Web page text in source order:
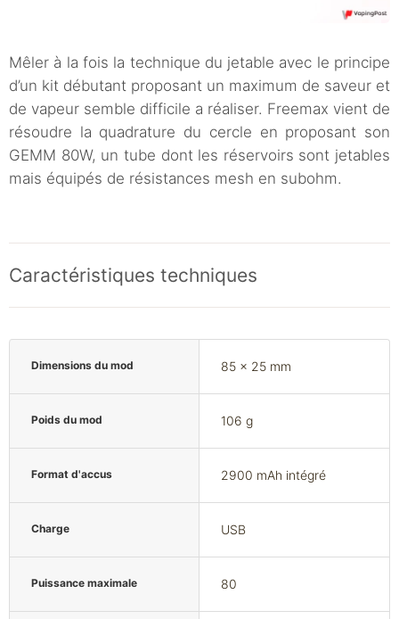
Mêler à la fois la technique du jetable avec le principe
d’un kit débutant proposant un maximum de saveur et
de vapeur semble difficile a réaliser. Freemax vient de
résoudre la quadrature du cercle en proposant son
GEMM 80W, un tube dont les réservoirs sont jetables
mais équipés de résistances mesh en subohm.
Caractéristiques techniques
Dimensions du mod 85 x 25 mm
Poids du mod 106 g
Format d'accus 2900 mAh intégré
Charge USB
Puissance maximale 80